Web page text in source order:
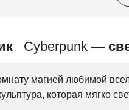
Cyberpunk —
магией любимой
которая мягко